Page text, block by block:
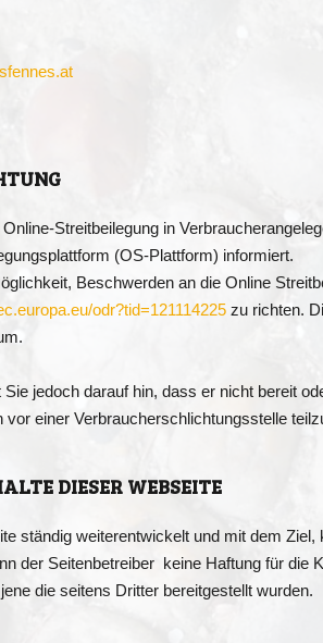
Streitbeilegung in
(OS-Plattform) informiert.
Beschwerden an die Online
odr?tid=121114225 zu richten.
jedoch darauf hin, dass er nicht bereit
vor einer Verbraucherschlichtungsstelle
DIESER WEBSEITE
ständig weiterentwickelt und mit dem
der Seitenbetreiber keine Haftung für die
die seitens Dritter bereitgestellt wurden.